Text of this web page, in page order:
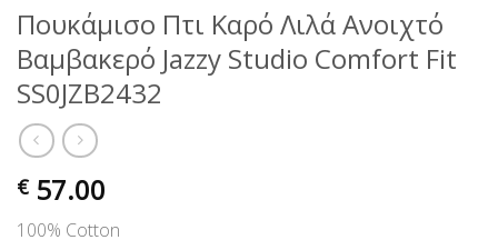
Πουκάμισο Πτι Καρό Λιλά Ανοιχτό
Βαμβακερό Jazzy Studio Comfort Fit
SS0JZB2432
€ 57.00
100% Cotton